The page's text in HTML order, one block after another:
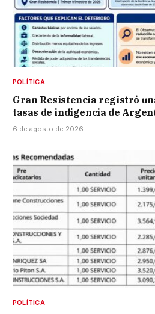
POLÍTICA
Gran Resistencia registró
tasas de indigencia de
6 de agosto de 2026
POLÍTICA